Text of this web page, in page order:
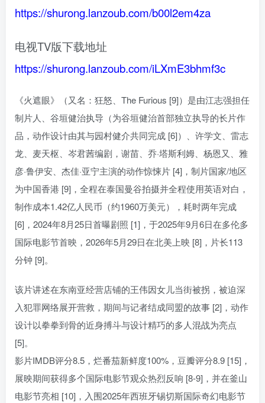
https://shurong.lanzoub.com/b00l2em4za
电视TV版下载地址
https://shurong.lanzoub.com/iLXmE3bhmf3c
《火遮眼》（又名：狂怒、The Furious [9]）是由江志强担任
制片人、谷垣健治执导（为谷垣健治首部独立执导的长片作
品，动作设计由其与园村健介共同完成 [6]）、许学文、雷志
龙、麦天枢、岑君茜编剧，谢苗、乔·塔斯利姆、杨恩又、雅
彦·鲁伊安、杰佳·亚宁主演的动作惊悚片 [4]，制片国家/地区
为中国香港 [9]，全程在泰国曼谷拍摄并全程使用英语对白，
制作成本1.42亿人民币（约1960万美元），耗时两年完成
[6]，2024年8月25日首曝剧照 [1]，于2025年9月6日在多伦多
国际电影节首映，2026年5月29日在北美上映 [8]，片长113
分钟 [9]。
该片讲述在东南亚经营店铺的王伟因女儿当街被拐，被迫深
入犯罪网络展开营救，期间与记者结成同盟的故事 [2]，动作
设计以拳拳到骨的近身搏斗与设计精巧的多人混战为亮点
[5]。
影片IMDB评分8.5，烂番茄新鲜度100%，豆瓣评分8.9 [15]，
展映期间获得多个国际电影节观众热烈反响 [8-9]，并在釜山
电影节亮相 [10]，入围2025年西班牙锡切斯国际奇幻电影节